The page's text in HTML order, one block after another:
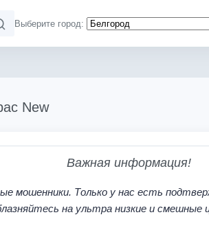
Выберите город:
New
Важная информация!
мошенники. Только у нас есть
на ультра низкие и смешные